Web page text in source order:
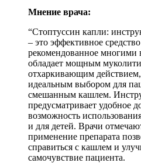
Мнение врача:
“Стоптуссин капли:
– это эффективное
рекомендованное многими
обладает мощным
отхаркивающим действием,
идеальным выбором для
смешанным кашлем.
предусматривает удобное
возможность
и для детей. Врачи
применение препарата
справиться с кашлем и
самочувствие пациента.